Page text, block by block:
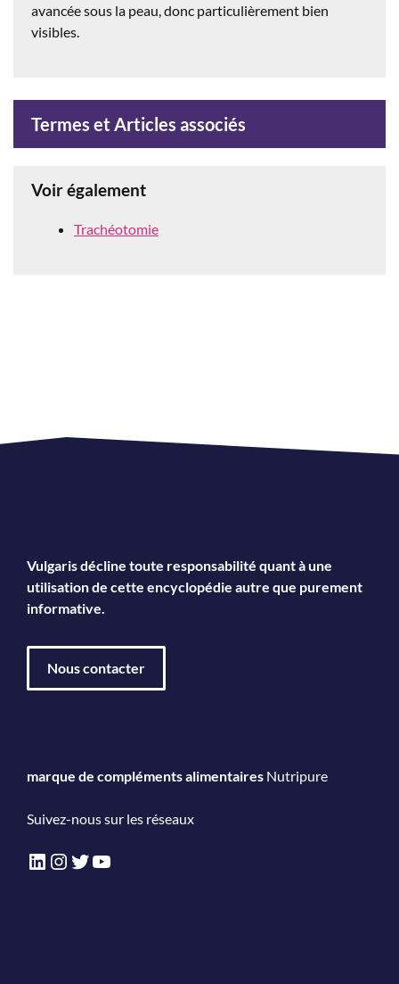
avancée sous la peau, donc particulièrement bien
visibles.
Termes et Articles associés
Voir également
Trachéotomie
Vulgaris décline toute responsabilité quant à une
utilisation de cette encyclopédie autre que purement
informative.
Nous contacter
marque de compléments alimentaires Nutripure
Suivez-nous sur les réseaux
LinkedIn
Instagram
Twitter
YouTube